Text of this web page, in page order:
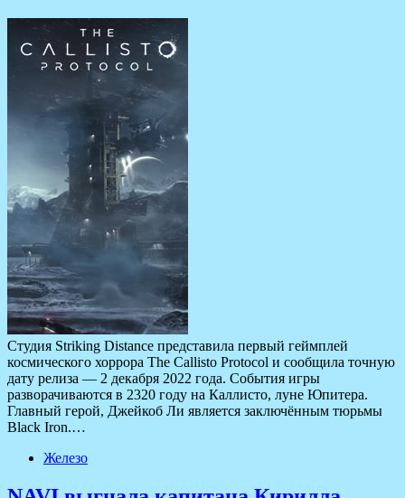
Студия Striking Distance представила первый геймплей
космического хоррора The Callisto Protocol и сообщила точную
дату релиза — 2 декабря 2022 года. События игры
разворачиваются в 2320 году на Каллисто, луне Юпитера.
Главный герой, Джейкоб Ли является заключённым тюрьмы
Black Iron.…
Железо